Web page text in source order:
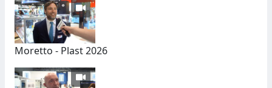
Moretto - Plast 2026